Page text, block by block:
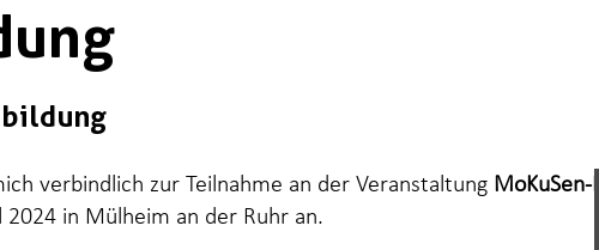
verbindlich zur Teilnahme an der Veranstaltung MoKuSen-
in Mülheim an der Ruhr an.